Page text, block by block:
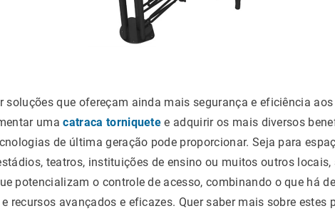
soluções que ofereçam ainda mais segurança e eficiência
umacatraca torniquete e adquirir os mais diversos
de última geração pode proporcionar. Seja para
teatros, instituições de ensino ou muitos outros
potencializam o controle de acesso, combinando o que há
recursos avançados e eficazes. Quer saber mais sobre estes